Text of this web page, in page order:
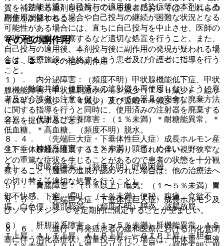
・ 〈効能共通〉自己投与の適用後、感染症等の本剤による
副作用が疑われる場合や自己投与の継続が困難な状況となる
可能性がある場合には、直ちに自己投与を中止させ、医師の
管理下で慎重に観察するなど適切な処置を行うこと。また、
自己投与の適用後、本剤投与後に副作用の発現が疑われる場
合は、医療施設へ連絡するよう患者及び介護者に指導を行う
こと。
・ 〈効能共通〉使用済みの注射器を再使用しないように患
者及び介護者に注意を促し、すべての器具の安全な廃棄方法
に関する指導を行うと同時に、使用済みの注射器を廃棄する
容器を提供すること。
８．４． 〈先端巨大症・下垂体性巨人症〉成長ホルモン産
生下垂体腺腫は進展することがあり、これに伴い視野狭窄な
どの重篤な症状を生じることがあるので患者の状態を十分観
察すること（腫瘍の進展が認められた場合は、他の治療法へ
の切り替え等適切な処置を行うこと）。
８．５． 〈先端巨大症・下垂体性巨人症〉成長ホルモン及
びソマトメジン−Ｃを定期的に測定することが望ましい。
８．６． 〈進行・再発癌患者の緩和医療における消化管閉
塞に伴う消化器症状〉増量投与を行う場合は、低体重、悪液
質を補正する薬剤を投与している患者においては、これらの
用量を調節すること。
その他の副作用
１１．２． その他の副作用
１）． 内分泌障害：（頻度不明）甲状腺機能低下症、甲状
腺機能障害（甲状腺刺激ホルモン減少（ＴＳＨ減少）、総サ
イロキシン減少（Ｔ４減少）及び遊離Ｔ４減少等）。
２）． 代謝及び栄養障害：（１％未満）＊耐糖能異常、＊
低血糖、＊高血糖、（頻度不明）脱水。
３）． 神経系障害：（１％未満）頭痛、めまい。
４）． 呼吸器障害：（頻度不明）呼吸困難。
５）． 胃腸障害：（５％以上）嘔気、（１〜５％未満）胃
部不快感、下痢、嘔吐、（１％未満）便秘、腹痛、食欲不
振、白色便、腹部膨満、（頻度不明）膵炎、鼓腸放屁。
６）． 肝胆道系障害：（１〜５％未満）肝機能異常、ＡＳ
Ｔ上昇、ＡＬＴ上昇、ＡＬＰ上昇、γ−ＧＴＰ上昇、※胆石、